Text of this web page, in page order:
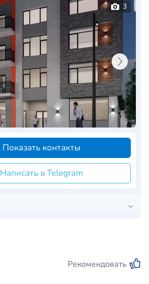
3
Написать в Telegram
Показать контакты
Рекомендовать